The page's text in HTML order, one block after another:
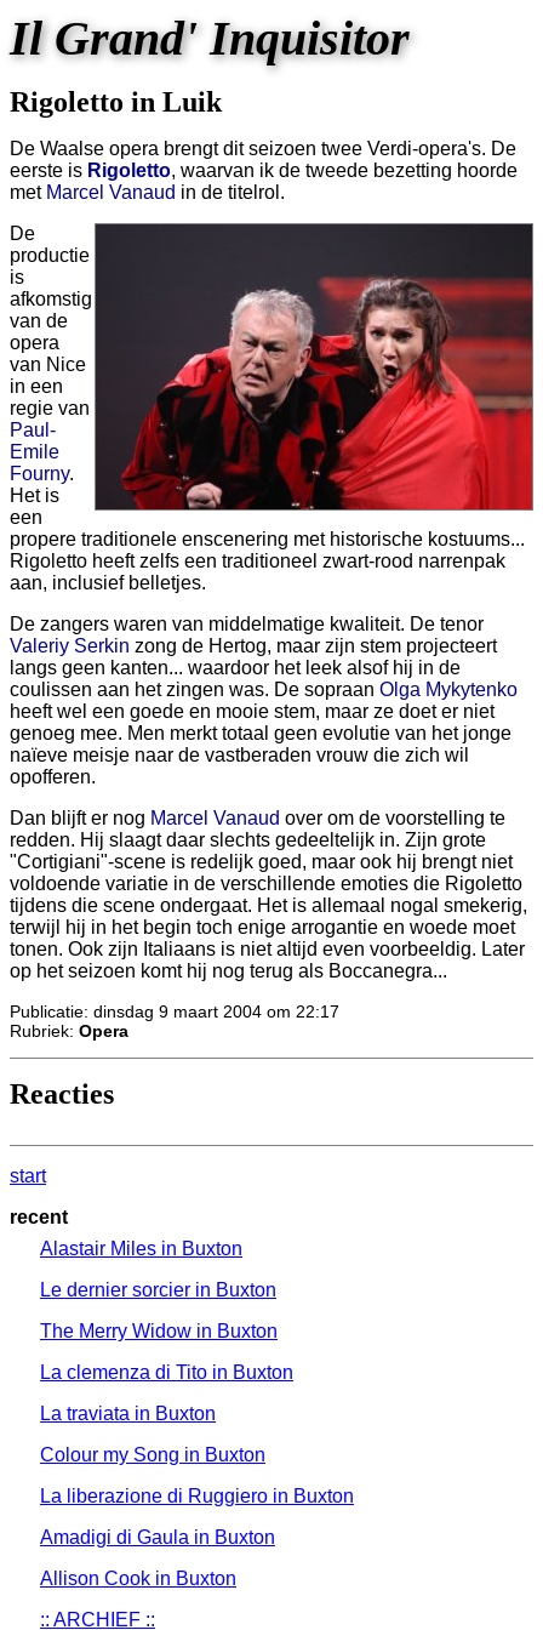
Il Grand' Inquisitor
Rigoletto in Luik
De Waalse opera brengt dit seizoen twee Verdi-opera's. De
eerste is Rigoletto, waarvan ik de tweede bezetting hoorde
met Marcel Vanaud in de titelrol.
De
productie
is
afkomstig
van de
opera
van Nice
in een
regie van
Paul-
Emile
Fourny.
Het is
een
propere traditionele enscenering met historische kostuums...
Rigoletto heeft zelfs een traditioneel zwart-rood narrenpak
aan, inclusief belletjes.
De zangers waren van middelmatige kwaliteit. De tenor
Valeriy Serkin zong de Hertog, maar zijn stem projecteert
langs geen kanten... waardoor het leek alsof hij in de
coulissen aan het zingen was. De sopraan Olga Mykytenko
heeft wel een goede en mooie stem, maar ze doet er niet
genoeg mee. Men merkt totaal geen evolutie van het jonge
naïeve meisje naar de vastberaden vrouw die zich wil
opofferen.
Dan blijft er nog Marcel Vanaud over om de voorstelling te
redden. Hij slaagt daar slechts gedeeltelijk in. Zijn grote
"Cortigiani"-scene is redelijk goed, maar ook hij brengt niet
voldoende variatie in de verschillende emoties die Rigoletto
tijdens die scene ondergaat. Het is allemaal nogal smekerig,
terwijl hij in het begin toch enige arrogantie en woede moet
tonen. Ook zijn Italiaans is niet altijd even voorbeeldig. Later
op het seizoen komt hij nog terug als Boccanegra...
Publicatie: dinsdag 9 maart 2004 om 22:17
Rubriek: Opera
Reacties
start
recent
Alastair Miles in Buxton
Le dernier sorcier in Buxton
The Merry Widow in Buxton
La clemenza di Tito in Buxton
La traviata in Buxton
Colour my Song in Buxton
La liberazione di Ruggiero in Buxton
Amadigi di Gaula in Buxton
Allison Cook in Buxton
:: ARCHIEF ::